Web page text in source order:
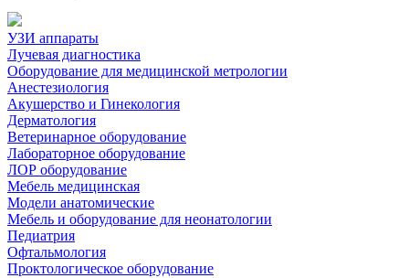
УЗИ аппараты
Лучевая диагностика
Оборудование для медицинской метрологии
Анестезиология
Акушерство и Гинекология
Дерматология
Ветеринарное оборудование
Лабораторное оборудование
ЛОР оборудование
Мебель медицинская
Модели анатомические
Мебель и оборудование для неонатологии
Педиатрия
Офтальмология
Проктологическое оборудование